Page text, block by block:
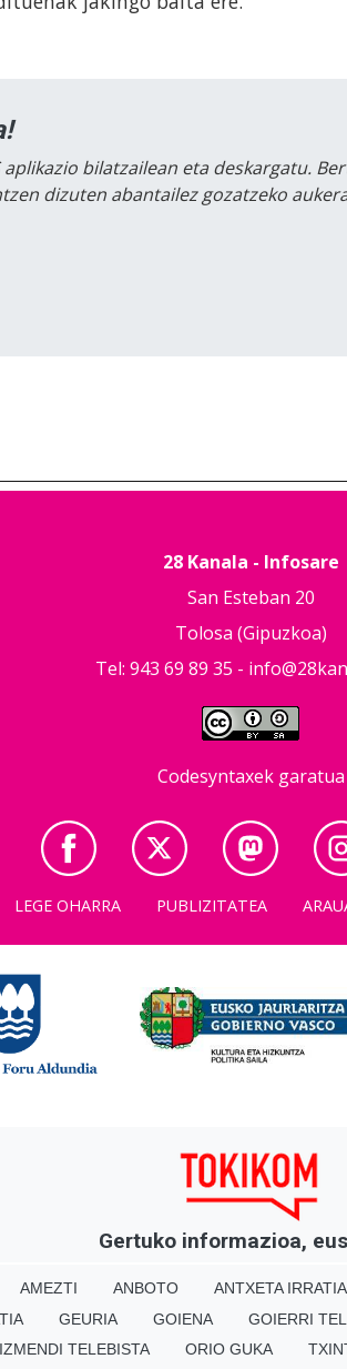
bilatzailean eta deskargatu.
dizuten abantailez gozatzeko
28 Kanala - Infosare
San Esteban 20
Tolosa (Gipuzkoa)
Tel: 943 69 89 35 -
Codesyntaxek garatua
LEGE OHARRA PUBLIZITATEA
Gertuko informazioa,
AMEZTI ANBOTO ANTXETA IRRATIA
GEURIA GOIENA GOIERRI
TELEBISTA ORIO GUKA